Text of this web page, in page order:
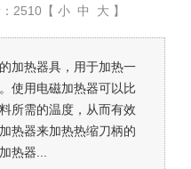
2510【 小 中 大 】
加热器具，用于加热一
使用电磁加热器可以比
所需的温度，从而有效
热器来加热热缩刀柄的
热器...